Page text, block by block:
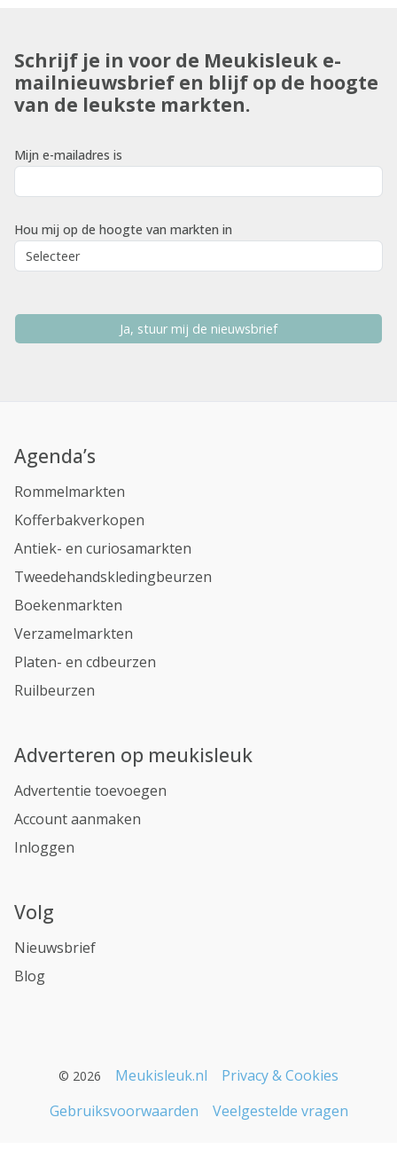
Schrijf je in voor de Meukisleuk e-
mailnieuwsbrief en blijf op de hoogte
van de leukste markten.
Mijn e-mailadres is
Hou mij op de hoogte van markten in
Ja, stuur mij de nieuwsbrief
Agenda’s
Rommelmarkten
Kofferbakverkopen
Antiek- en curiosamarkten
Tweedehandskledingbeurzen
Boekenmarkten
Verzamelmarkten
Platen- en cdbeurzen
Ruilbeurzen
Adverteren op meukisleuk
Advertentie toevoegen
Account aanmaken
Inloggen
Volg
Nieuwsbrief
Blog
© 2026 Meukisleuk.nl
Privacy & Cookies
Gebruiksvoorwaarden
Veelgestelde vragen